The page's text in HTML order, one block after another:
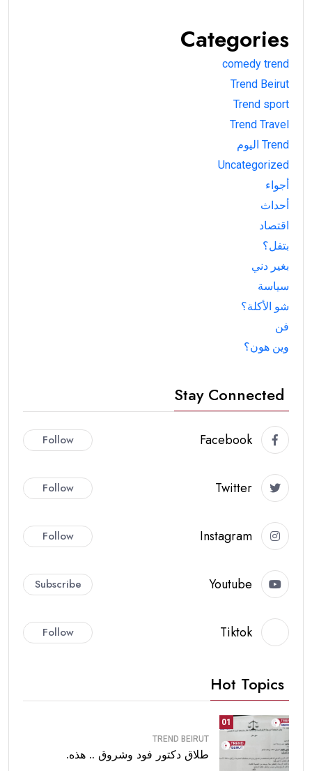
Categories
comedy trend
Trend Beirut
Trend sport
Trend Travel
Trend اليوم
Uncategorized
أجواء
أحداث
اقتصاد
بتفل؟
بغير دني
سياسة
شو الأكلة؟
فن
وين هون؟
Stay Connected
Facebook
Follow
Twitter
Follow
Instagram
Follow
Youtube
Subscribe
Tiktok
Follow
Hot Topics
01
TREND BEIRUT
طلاق دكتور فود وشروق .. هذه.